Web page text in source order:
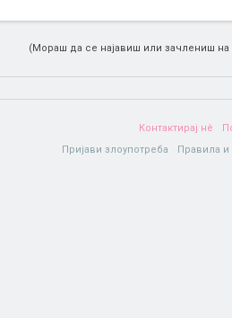
(Мораш да се најавиш или зачлениш на
Контактирај нè
Пријави злоупотреба
Правила и